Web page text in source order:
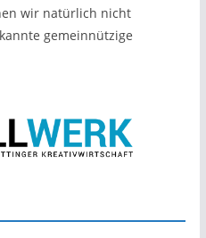
wir natürlich nicht
gemeinnützige